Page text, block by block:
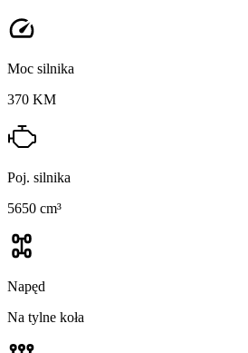
Moc silnika
370 KM
Poj. silnika
5650 cm³
Napęd
Na tylne koła